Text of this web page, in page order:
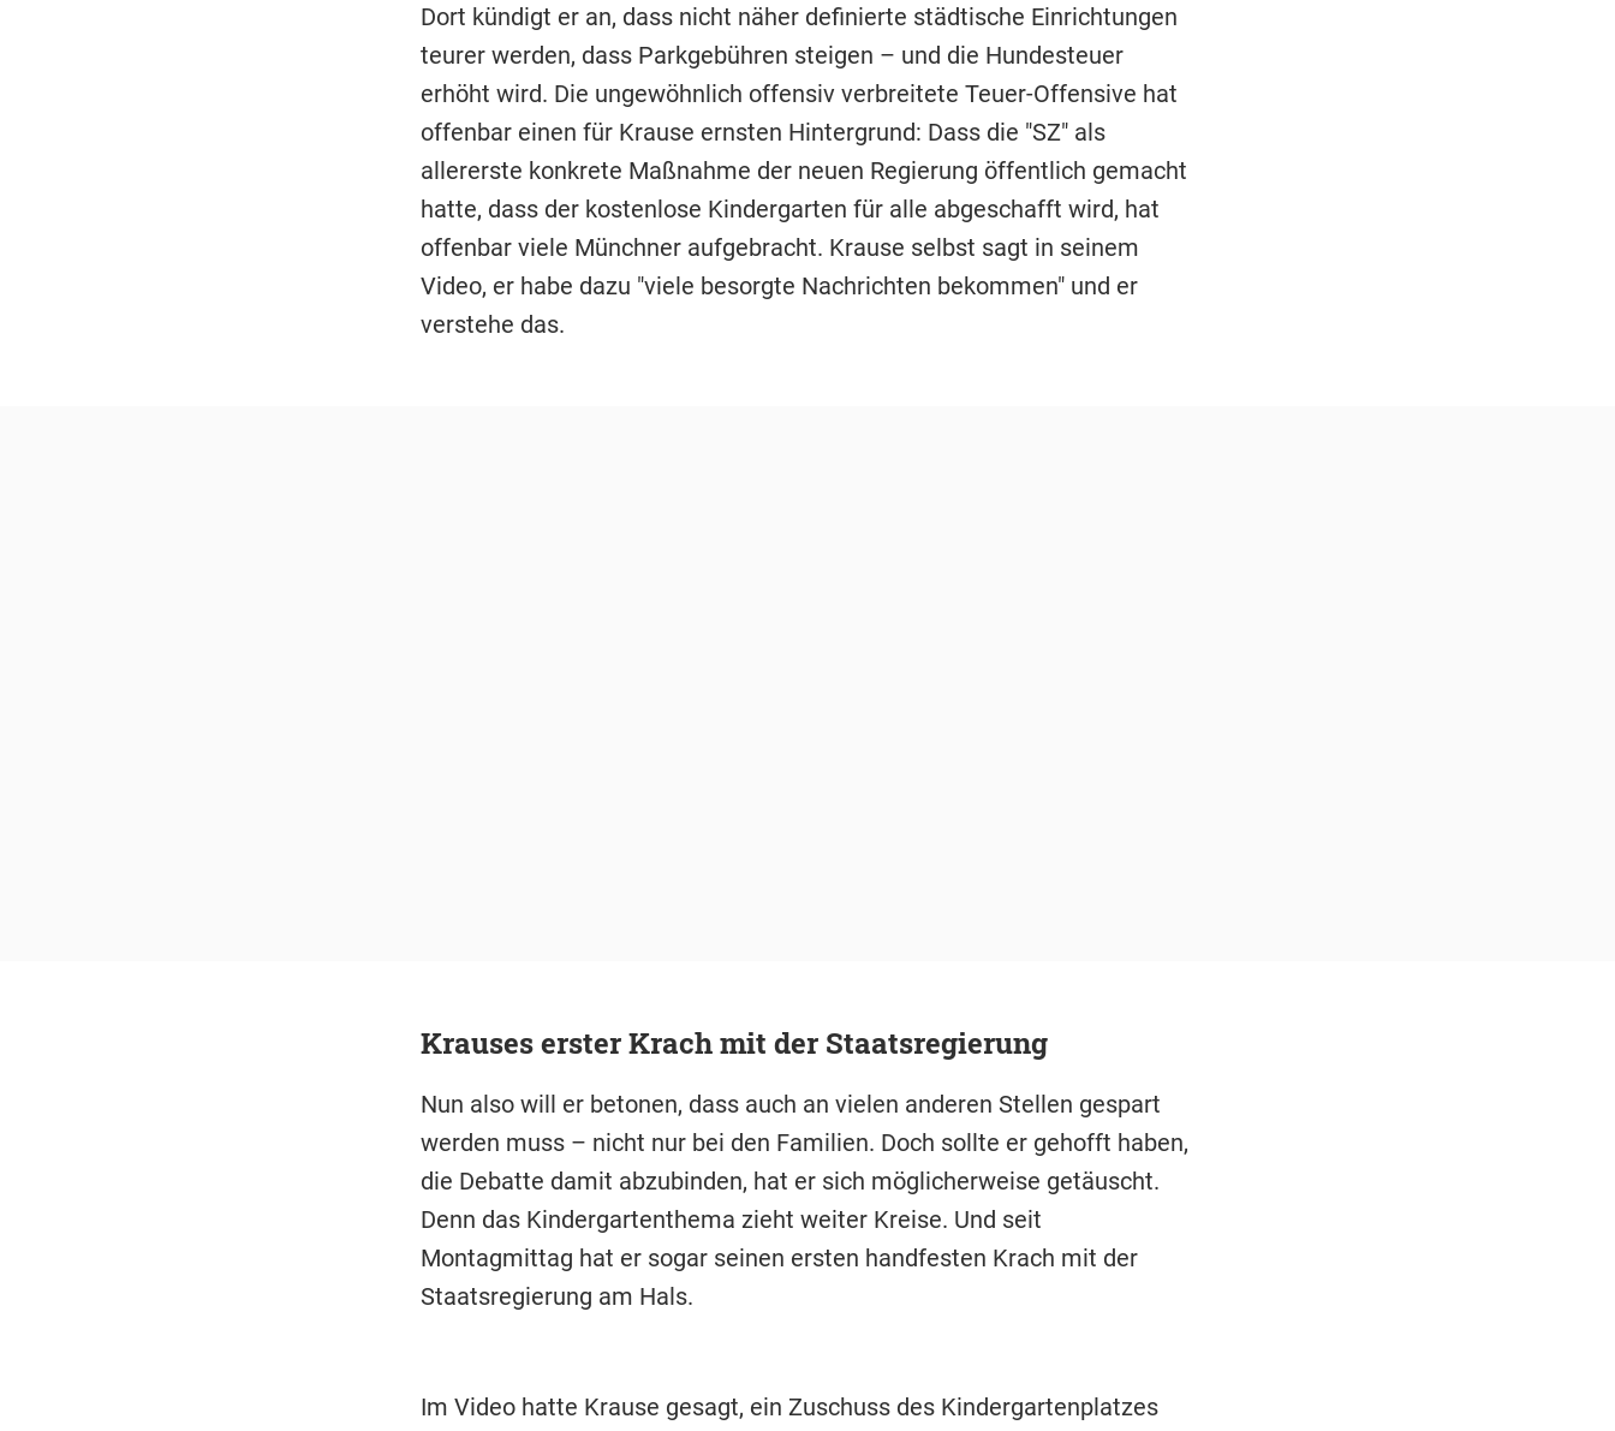
Dort kündigt er an, dass nicht näher definierte städtische Einrichtungen
teurer werden, dass Parkgebühren steigen – und die Hundesteuer
erhöht wird. Die ungewöhnlich offensiv verbreitete Teuer-Offensive hat
offenbar einen für Krause ernsten Hintergrund: Dass die "SZ" als
allererste konkrete Maßnahme der neuen Regierung öffentlich gemacht
hatte, dass der kostenlose Kindergarten für alle abgeschafft wird, hat
offenbar viele Münchner aufgebracht. Krause selbst sagt in seinem
Video, er habe dazu "viele besorgte Nachrichten bekommen" und er
verstehe das.
Krauses erster Krach mit der Staatsregierung
Nun also will er betonen, dass auch an vielen anderen Stellen gespart
werden muss – nicht nur bei den Familien. Doch sollte er gehofft haben,
die Debatte damit abzubinden, hat er sich möglicherweise getäuscht.
Denn das Kindergartenthema zieht weiter Kreise. Und seit
Montagmittag hat er sogar seinen ersten handfesten Krach mit der
Staatsregierung am Hals.
Im Video hatte Krause gesagt, ein Zuschuss des Kindergartenplatzes